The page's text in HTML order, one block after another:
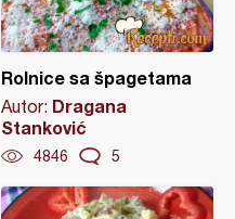
Rolnice sa špagetama
Autor: Dragana
Stanković
4846 5